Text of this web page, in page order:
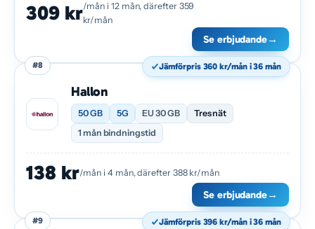
309 kr/mån i 12 mån, därefter 359
kr/mån
Se erbjudande→
#8
Hallon
50 GB 5G EU 30 GB
Tres nät
1 mån bindningstid
Jämförpris 360 kr/mån i 36 mån
138 kr/mån i 4 mån, därefter 388 kr/mån
Se erbjudande→
#9 Jämförpris 396 kr/mån i 36 mån